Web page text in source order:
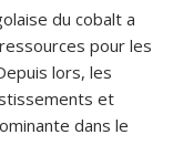
du cobalt a
pour les
lors, les
et
dans le